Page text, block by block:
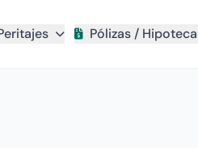
Pólizas /